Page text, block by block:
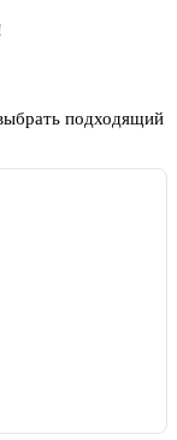
подходящий